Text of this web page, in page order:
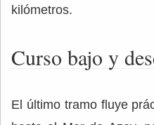
kilómetros.
Curso bajo y
El último tramo fluye